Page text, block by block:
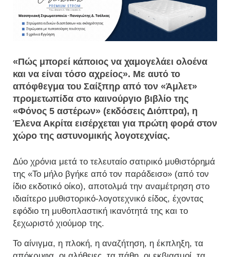
«Πώς μπορεί κάποιος να χαμογελάει ολοένα
και να είναι τόσο αχρείος». Με αυτό το
απόφθεγμα του Σαίξπηρ από τον «Άμλετ»
προμετωπίδα στο καινούργιο βιβλίο της
«Φόνος 5 αστέρων» (εκδόσεις Διόπτρα), η
Έλενα Ακρίτα εισέρχεται για πρώτη φορά στον
χώρο της αστυνομικής λογοτεχνίας.
Δύο χρόνια μετά το τελευταίο σατιρικό μυθιστόρημά
της «Το μήλο βγήκε από τον παράδεισο» (από τον
ίδιο εκδοτικό οίκο), αποτολμά την αναμέτρηση στο
ιδιαίτερο μυθιστορικό-λογοτεχνικό είδος, έχοντας
εφόδιο τη μυθοπλαστική ικανότητά της και το
ξεχωριστό χιούμορ της.
Το αίνιγμα, η πλοκή, η αναζήτηση, η έκπληξη, τα